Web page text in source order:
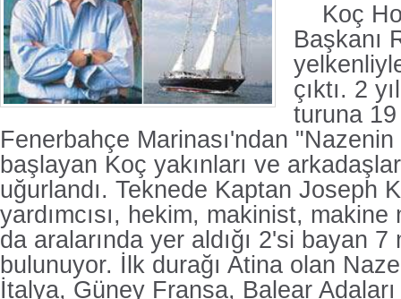
Koç
Başkanı
çıktı. 2
turuna
Fenerbahçe Marinası'ndan
başlayan Koç yakınları ve
uğurlandı. Teknede Kaptan Joseph
yardımcısı, hekim, makinist, makine
da aralarında yer aldığı 2'si bayan 7
bulunuyor. İlk durağı Atina olan
İtalya, Güney Fransa, Balear